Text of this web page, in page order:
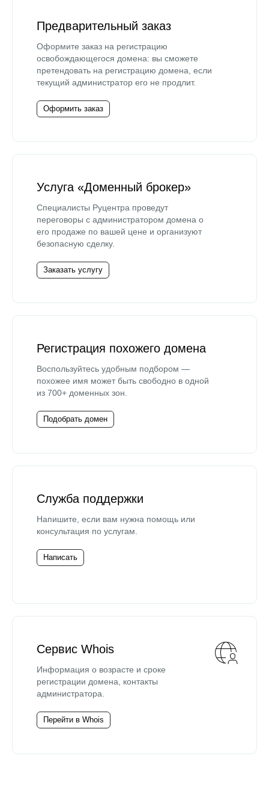
Предварительный заказ
Оформите заказ на регистрацию
освобождающегося домена: вы сможете
претендовать на регистрацию домена, если
текущий администратор его не продлит.
Оформить заказ
Услуга «Доменный брокер»
Специалисты Руцентра проведут
переговоры с администратором домена о
его продаже по вашей цене и организуют
безопасную сделку.
Заказать услугу
Регистрация похожего домена
Воспользуйтесь удобным подбором —
похожее имя может быть свободно в одной
из 700+ доменных зон.
Подобрать домен
Служба поддержки
Напишите, если вам нужна помощь или
консультация по услугам.
Написать
Сервис Whois
Информация о возрасте и сроке
регистрации домена, контакты
администратора.
Перейти в Whois